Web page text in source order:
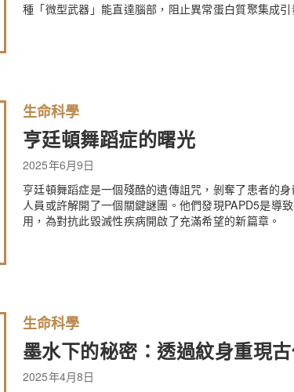
種「微型武器」能直達腦部，阻止異常蛋白質聚集成
生命科學
亨廷頓舞蹈症的曙光
2025年6月9日
亨廷頓舞蹈症是一個殘酷的遺傳詛咒，剝奪了患者的
人員或許解開了一個關鍵謎團。他們發現PAPD5是導
用，為對抗此毀滅性疾病開啟了充滿希望的新篇章。
生命科學
墨水下的秘密：透過紋身重現
2025年4月8日